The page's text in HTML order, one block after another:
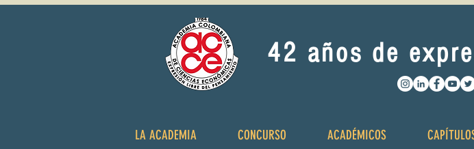
42 años de
LA ACADEMIA CONCURSO ACADÉMICOS